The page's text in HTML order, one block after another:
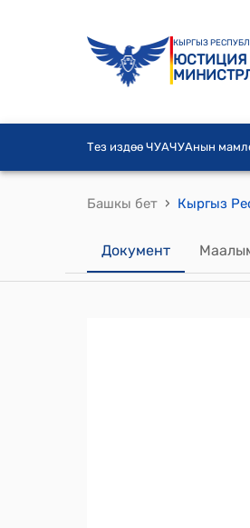
КЫРГЫЗ
ЮСТИЦИЯ
Тез издөө ЧУАЧУАнын
Башкы бет ›
Документ